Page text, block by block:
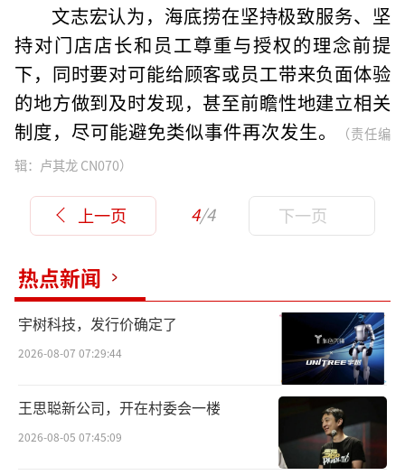
文志宏认为，海底捞在坚持极致服务、坚
持对门店店长和员工尊重与授权的理念前提
下，同时要对可能给顾客或员工带来负面体验
的地方做到及时发现，甚至前瞻性地建立相关
制度，尽可能避免类似事件再次发生。
（责任编
辑：卢其龙 CN070）
上一页 4/4 下一页
热点新闻
宇树科技，发行价确定了
2026-08-07 07:29:44
王思聪新公司，开在村委会一楼
2026-08-05 07:45:09